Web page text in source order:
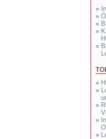
»
»
»
»
»
»
»
»
»
»